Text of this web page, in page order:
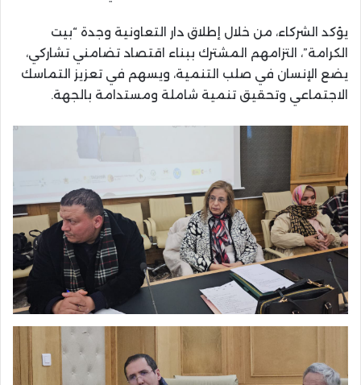
يؤكد الشركاء، من خلال إطلاق دار التعاونية وجدة “بيت
الكرامة”، التزامهم المشترك ببناء اقتصاد تضامني تشاركي،
يضع الإنسان في صلب التنمية، ويسهم في تعزيز التماسك
الاجتماعي وتحقيق تنمية شاملة ومستدامة بالجهة.